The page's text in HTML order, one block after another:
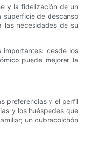
العربية
y la fidelización de un
superficie de descanso
las necesidades de su
importantes: desde los
puede mejorar la
preferencias y el perfil
y los huéspedes que
un cubrecolchón